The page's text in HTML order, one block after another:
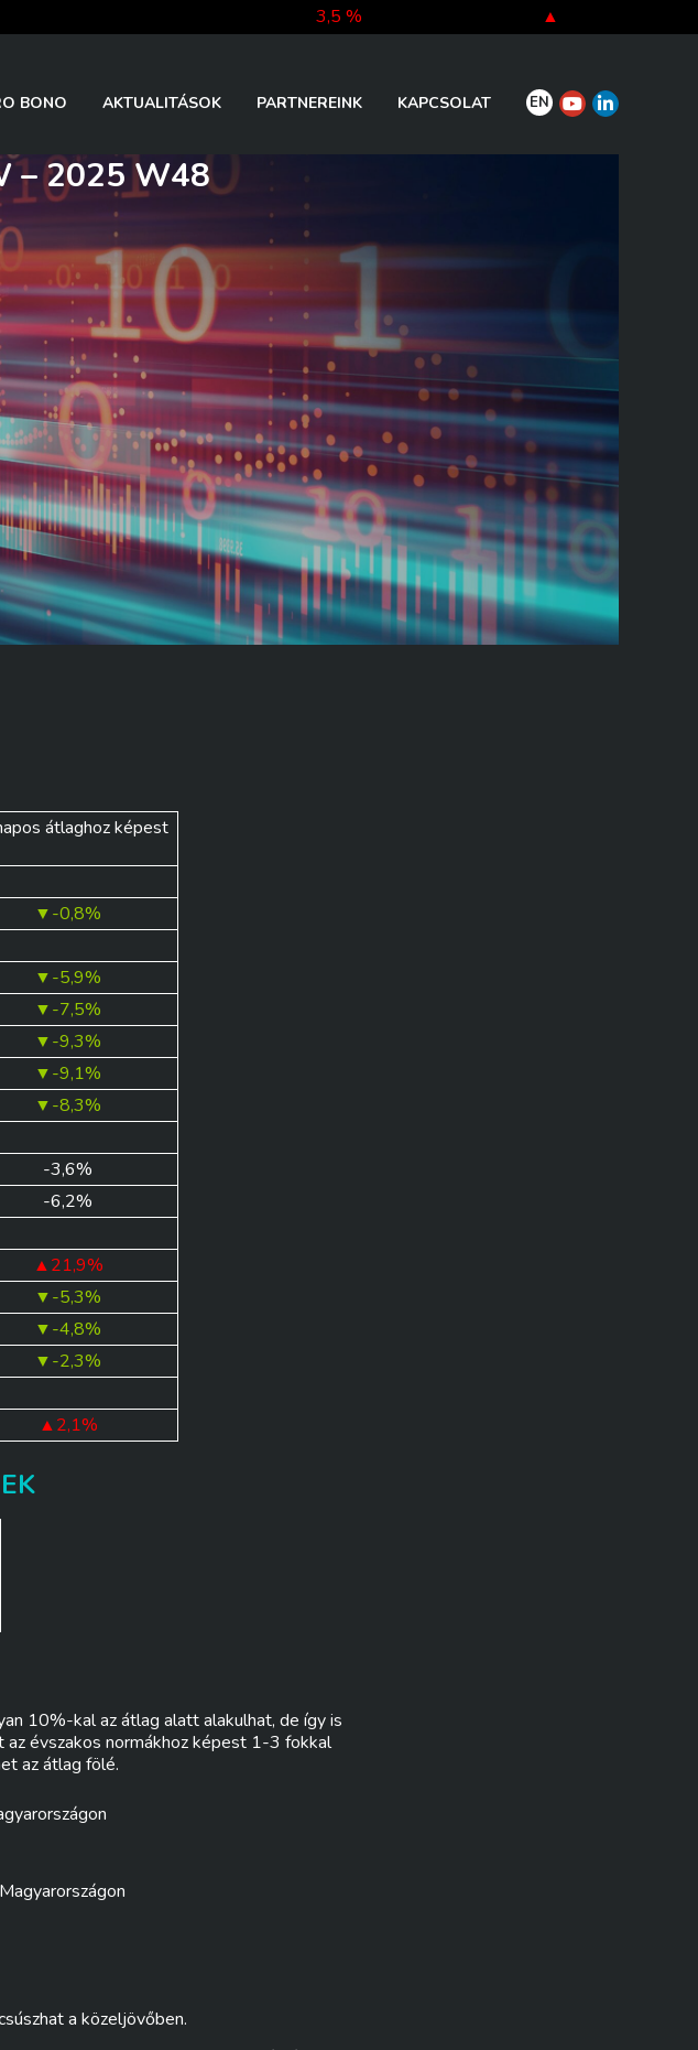
3,5 % ▲
-0,3 %
Ft -0,4 % ▼
BONO AKTUALITÁSOK PARTNEREINK KAPCSOLAT EN
– 2025 W48
átlaghoz képest
▼-0,8%
▼-5,9%
▼-7,5%
▼-9,3%
▼-9,1%
▼-8,3%
-3,6%
-6,2%
▲21,9%
▼-5,3%
▼-4,8%
▼-2,3%
▲2,1%
10%-kal az átlag alatt alakulhat, de így is
évszakos normákhoz képest 1-3 fokkal
az átlag fölé.
a közeljövőben.